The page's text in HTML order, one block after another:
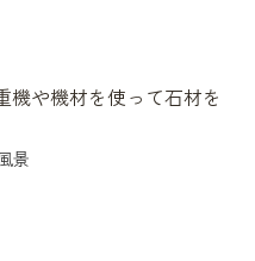
機や機材を使って石材を